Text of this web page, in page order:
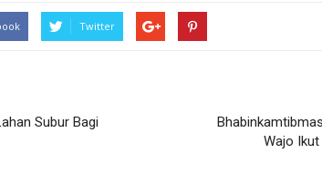
Twitter
Subur Bagi
Wajo